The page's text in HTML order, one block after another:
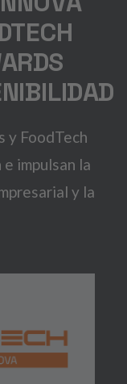
y FoodTech
impulsan la
y la